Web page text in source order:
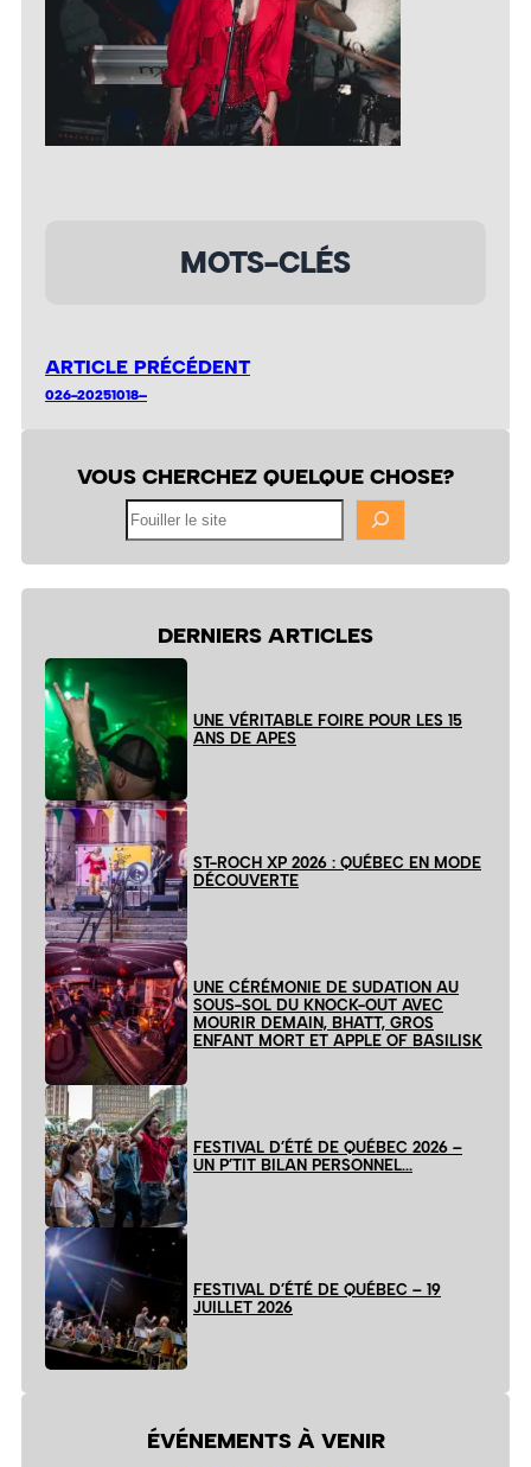
MOTS-CLÉS
ARTICLE PRÉCÉDENT
026-20251018–
VOUS CHERCHEZ QUELQUE CHOSE?
DERNIERS ARTICLES
UNE VÉRITABLE FOIRE POUR LES 15
ANS DE APES
ST-ROCH XP 2026 : QUÉBEC EN MODE
DÉCOUVERTE
UNE CÉRÉMONIE DE SUDATION AU
SOUS-SOL DU KNOCK-OUT AVEC
MOURIR DEMAIN, BHATT, GROS
ENFANT MORT ET APPLE OF BASILISK
FESTIVAL D’ÉTÉ DE QUÉBEC 2026 –
UN P’TIT BILAN PERSONNEL…
FESTIVAL D’ÉTÉ DE QUÉBEC – 19
JUILLET 2026
ÉVÉNEMENTS À VENIR